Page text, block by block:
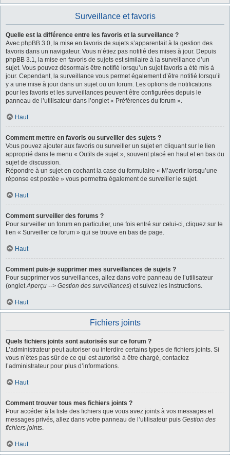
Surveillance et favoris
Quelle est la différence entre les favoris et la surveillance ?
Avec phpBB 3.0, la mise en favoris de sujets s’apparentait à la gestion des
favoris dans un navigateur. Vous n’étiez pas notifié des mises à jour. Depuis
phpBB 3.1, la mise en favoris de sujets est similaire à la surveillance d’un
sujet. Vous pouvez désormais être notifié lorsqu’un sujet favoris a été mis à
jour. Cependant, la surveillance vous permet également d’être notifié lorsqu’il
y a une mise à jour dans un sujet ou un forum. Les options de notifications
pour les favoris et les surveillances peuvent être configurées depuis le
panneau de l’utilisateur dans l’onglet « Préférences du forum ».
Haut
Comment mettre en favoris ou surveiller des sujets ?
Vous pouvez ajouter aux favoris ou surveiller un sujet en cliquant sur le lien
approprié dans le menu « Outils de sujet », souvent placé en haut et en bas du
sujet de discussion.
Répondre à un sujet en cochant la case du formulaire « M’avertir lorsqu’une
réponse est postée » vous permettra également de surveiller le sujet.
Haut
Comment surveiller des forums ?
Pour surveiller un forum en particulier, une fois entré sur celui-ci, cliquez sur le
lien « Surveiller ce forum » qui se trouve en bas de page.
Haut
Comment puis-je supprimer mes surveillances de sujets ?
Pour supprimer vos surveillances, allez dans votre panneau de l’utilisateur
(ongletAperçu --> Gestion des surveillances) et suivez les instructions.
Haut
Fichiers joints
Quels fichiers joints sont autorisés sur ce forum ?
L’administrateur peut autoriser ou interdire certains types de fichiers joints. Si
vous n’êtes pas sûr de ce qui est autorisé à être chargé, contactez
l’administrateur pour plus d’informations.
Haut
Comment trouver tous mes fichiers joints ?
Pour accéder à la liste des fichiers que vous avez joints à vos messages et
messages privés, allez dans votre panneau de l’utilisateur puis Gestion des
fichiers joints.
Haut